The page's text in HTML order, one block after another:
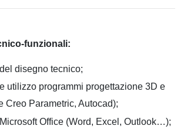
funzionali:
disegno tecnico;
utilizzo programmi progettazione 3D e
Creo Parametric, Autocad);
Office (Word, Excel, Outlook…);